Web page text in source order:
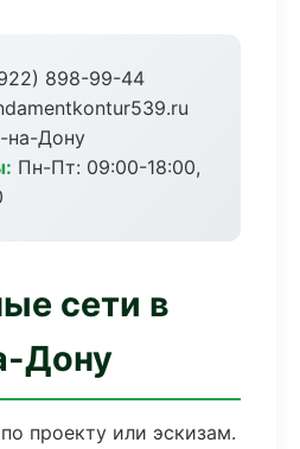
898-99-44
на-Дону
Пн-Пт: 09:00-18:00,
сети в
Дону
проекту или эскизам.